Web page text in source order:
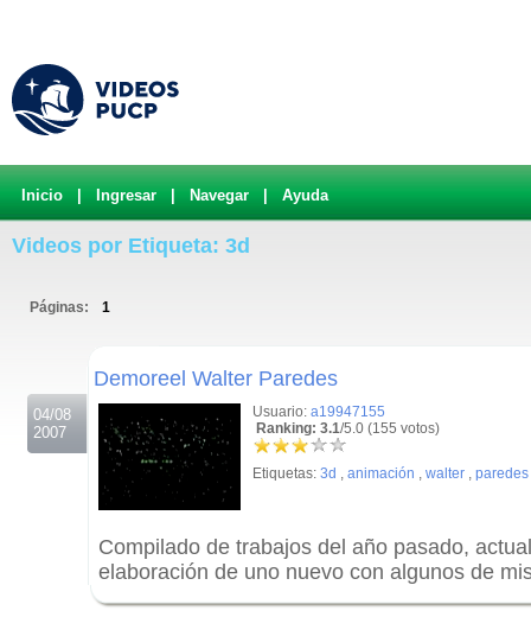
Inicio Ingresar Navegar Ayuda
Videos por Etiqueta: 3d
Páginas: 1
04/08
2007
Demoreel Walter Paredes
Usuario: a19947155
Ranking: 3.1/5.0 (155 votos)
Etiquetas: 3d , animación , walter , paredes
Compilado de trabajos del año pasado,
elaboración de uno nuevo con algunos de